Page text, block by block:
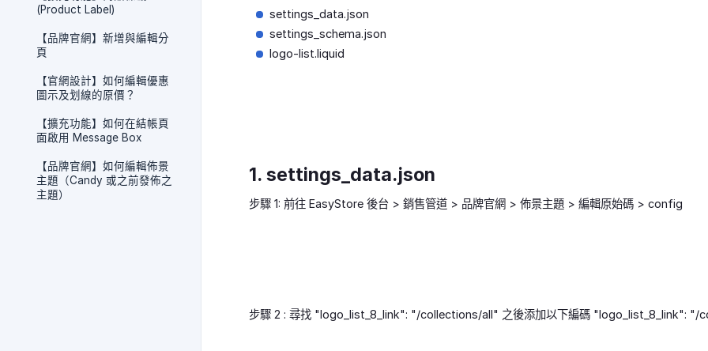
(Product Label)
【品牌官網】新增與編輯分
頁
【官網設計】如何編輯優惠
圖示及划線的原價？
【擴充功能】如何在結帳頁
面啟用 Message Box
【品牌官網】如何編輯佈景
主題（Candy 或之前發佈之
主題）
settings_data.json
settings_schema.json
logo-list.liquid
1. settings_data.json
步驟 1: 前往 EasyStore 後台 > 銷售管道 > 品牌官網 > 佈景主題 > 編輯原始碼 > config
步驟 2 : 尋找 "logo_list_8_link": "/collections/all" 之後添加以下編碼 "logo_list_8_link": "/